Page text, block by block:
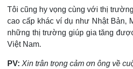
Tôi cũng hy vọng cùng với thị
cao cấp khác ví dụ như Nhật Bản,
những thị trường giúp gia tăng
Việt Nam.
PV: Xin trân trọng cảm ơn ông về